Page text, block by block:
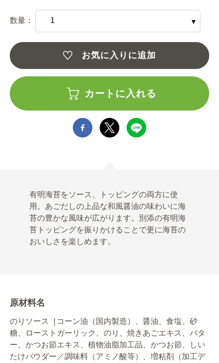
数量：
お気に入りに追加
カートに入れる
有明海苔をソース、トッピングの両方に使
用。あごだしの上品な和風醤油の味わいに海
苔の豊かな風味が広がります。別添の有明海
苔トッピングを振りかけることで更に海苔の
おいしさを楽しめます。
原材料名
のりソース［コーン油（国内製造）、醤油、食塩、砂
糖、ローストガーリック、のり、焼きあごエキス、バタ
ー、かつお節エキス、植物油脂加工品、かつお節、しい
たけパウダー／調味料（アミノ酸等）、増粘剤（加工デ